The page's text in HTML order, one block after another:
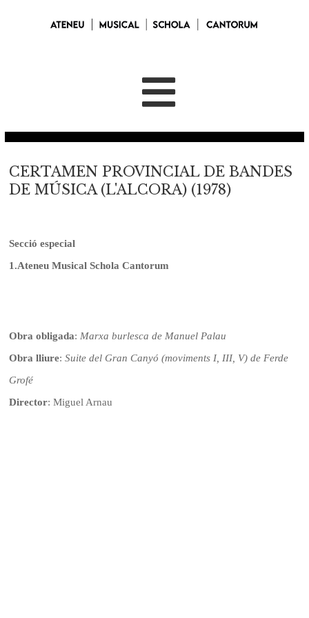
CERTAMEN PROVINCIAL DE BANDES
DE MÚSICA (L'ALCORA) (1978)
Secció especial
1.Ateneu Musical Schola Cantorum
Obra obligada:Marxa burlesca de Manuel Palau
Obra lliure:Suite del Gran Canyó (moviments I, III, V) de Ferde
Grofé
Director: Miguel Arnau